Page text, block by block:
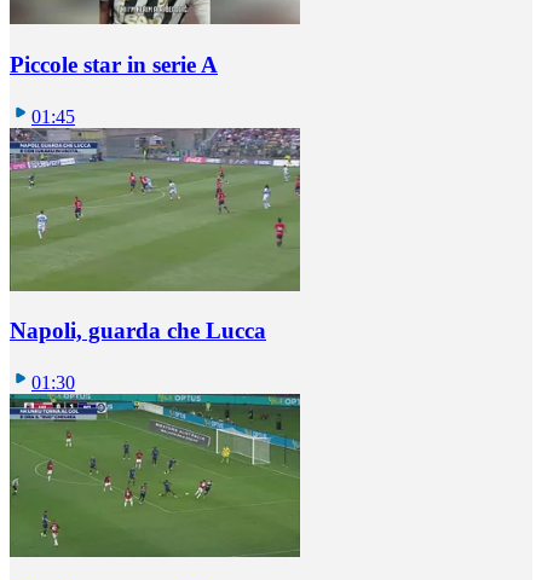
Piccole star in serie A
01:45
Napoli, guarda che Lucca
01:30